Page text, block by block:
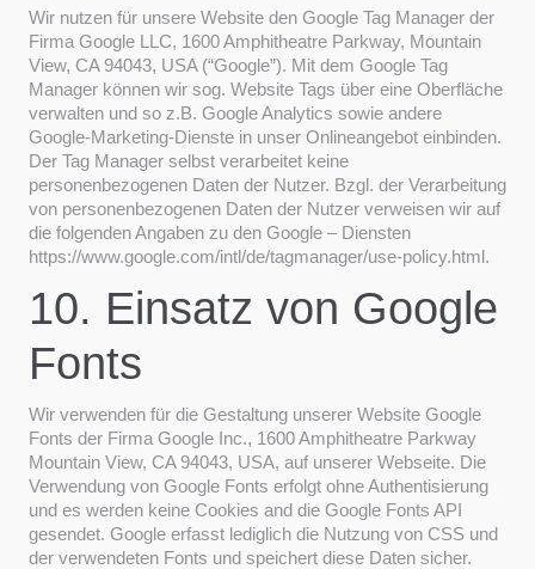
Wir nutzen für unsere Website den Google Tag Manager der
Firma Google LLC, 1600 Amphitheatre Parkway, Mountain
View, CA 94043, USA (“Google”). Mit dem Google Tag
Manager können wir sog. Website Tags über eine Oberfläche
verwalten und so z.B. Google Analytics sowie andere
Google-Marketing-Dienste in unser Onlineangebot einbinden.
Der Tag Manager selbst verarbeitet keine
personenbezogenen Daten der Nutzer. Bzgl. der Verarbeitung
von personenbezogenen Daten der Nutzer verweisen wir auf
die folgenden Angaben zu den Google – Diensten
https://www.google.com/intl/de/tagmanager/use-policy.html.
10. Einsatz von Google
Fonts
Wir verwenden für die Gestaltung unserer Website Google
Fonts der Firma Google Inc., 1600 Amphitheatre Parkway
Mountain View, CA 94043, USA, auf unserer Webseite. Die
Verwendung von Google Fonts erfolgt ohne Authentisierung
und es werden keine Cookies and die Google Fonts API
gesendet. Google erfasst lediglich die Nutzung von CSS und
der verwendeten Fonts und speichert diese Daten sicher.